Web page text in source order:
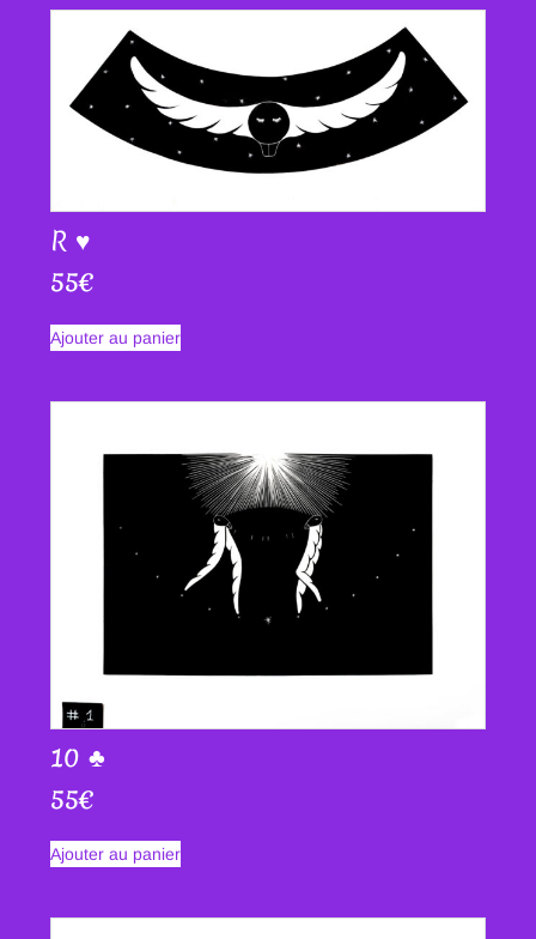
R ♥
55€
Ajouter au panier
10 ♣
55€
Ajouter au panier